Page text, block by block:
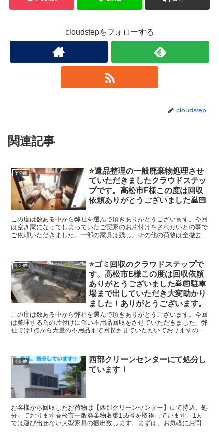
cloudstepをフォローする
cloudstep
関連記事
その他
⭐️遺品整理の一般廃棄物処理させ
ていただきましたクラウドステッ
プです。高松市F様この度は回収
依頼ありがとうございました🙇🏻
この度は数ある中から弊社を選んで頂きありがとうございます。今回
は空き家になってしまっていたご実家のお片付けをされたいとの事で
ご依頼いただきました。一部の家具は残し、その他の荷物は全撤去し
くお願い申し上げます。回収したお荷物は、高松市西部クリーンセン
ターへ持ち込みをし適切に処分させていただきました。クラウドステ
ップではお荷物が大量にある場合でも1点づつ丁寧に仕分けを行い適
切な処理をおこないます。1点から大量の不用品 粗大ゴミまで回収
させていただいておりますので、お気軽にご相談してください。クラ
ウドステップは高松市や香川県全域の不用品回収、資産整理の事に真
剣に取り組んでいます。クラウドステップは香川県のお客さんのこと
を考え安心安全な会社を目指しています。建物解体のクラウドも運営
していますのでどんなご相談でも幅広く対応出来ますのでよろしくお
その他
⭐️ゴミ回収のクラウドステップで
す。高松市E様この度は回収依頼
ありがとうございました🙇🏻駐車
場まで出していただき大変助かり
ました！ありがとうございます。
この度は数ある中から弊社を選んで頂きありがとうございます。今回
は整理する為の片付けに伴い不用品回収をさせていただきました。弊
社では1点から大量の不用品まで回収させていただいておりますの
ています。建物解体のクラウドも運営していますのでどんなご相談で
も幅広く対応出来ますのでよろしくお願いします。
その他
西部クリーンセンターにて処分し
ています！
お客様から回収したお荷物は【西部クリーンセンター】にて持込、処
分しております高松市一般廃棄物収集155号を取得しています。1人
では運び出せない大型家具の搬出致します。まずは、お気軽にお問い